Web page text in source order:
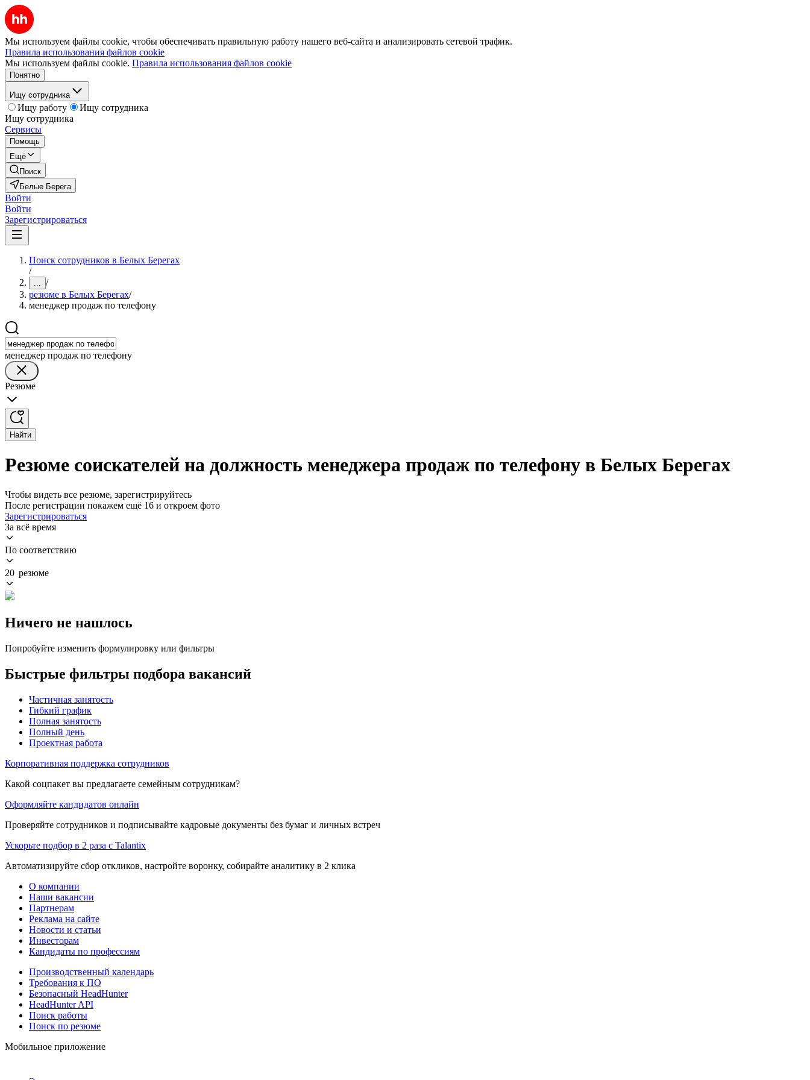
Мы используем файлы cookie, чтобы обеспечивать правильную работу нашего веб-сайта и анализировать сетевой трафик.
Правила использования файлов cookie
Мы используем файлы cookie. Правила использования файлов cookie
Понятно
Ищу сотрудника
Ищу работу
Ищу сотрудника
Ищу сотрудника
Сервисы
Помощь
Ещё
Поиск
Белые Берега
Войти
Войти
Зарегистрироваться
Поиск сотрудников в Белых Берегах
/
... /
резюме в Белых Берегах/
менеджер продаж по телефону
менеджер продаж по телефону
Резюме
Найти
Резюме соискателей на должность менеджера продаж по телефону в Белых Берегах
Чтобы видеть все резюме, зарегистрируйтесь
После регистрации покажем ещё 16 и откроем фото
Зарегистрироваться
За всё время
По соответствию
20 резюме
Ничего не нашлось
Попробуйте изменить формулировку или фильтры
Быстрые фильтры подбора вакансий
Частичная занятость
Гибкий график
Полная занятость
Полный день
Проектная работа
Корпоративная поддержка сотрудников
Какой соцпакет вы предлагаете семейным сотрудникам?
Оформляйте кандидатов онлайн
Проверяйте сотрудников и подписывайте кадровые документы без бумаг и личных встреч
Ускорьте подбор в 2 раза с Talantix
Автоматизируйте сбор откликов, настройте воронку, собирайте аналитику в 2 клика
О компании
Наши вакансии
Партнерам
Реклама на сайте
Новости и статьи
Инвесторам
Кандидаты по профессиям
Производственный календарь
Требования к ПО
Безопасный HeadHunter
HeadHunter API
Поиск работы
Поиск по резюме
Мобильное приложение